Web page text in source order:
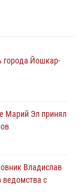
города Йошкар-
Марий Эл принял
Владислав
ведомства с